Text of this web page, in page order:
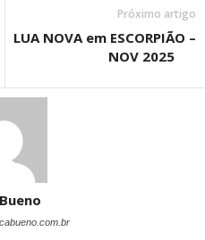
Próximo artigo
LUA NOVA em ESCORPIÃO –
NOV 2025